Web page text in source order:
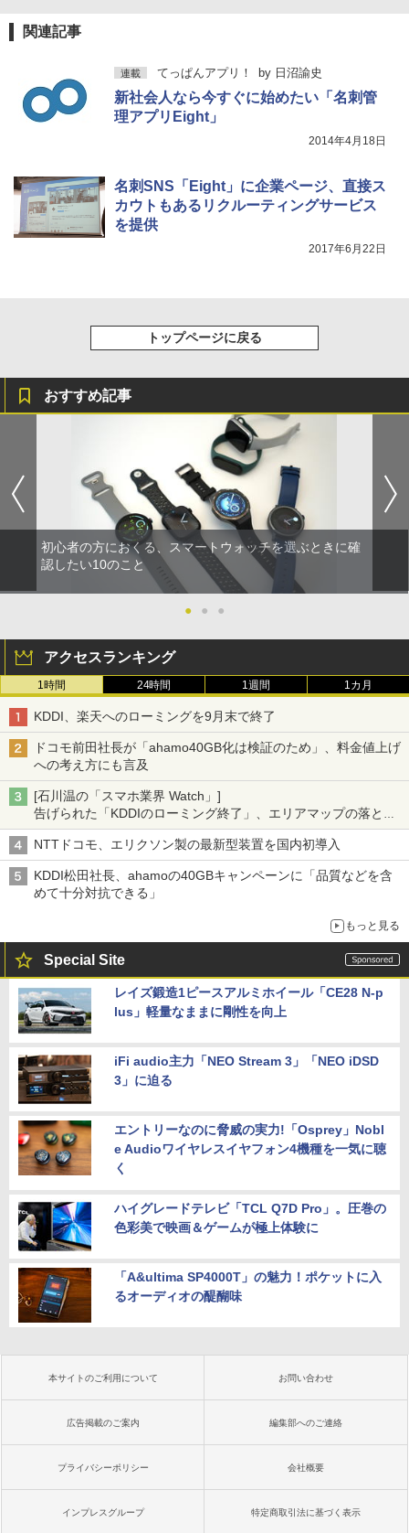
関連記事
連載 てっぱんアプリ！ by 日沼諭史
新社会人なら今すぐに始めたい「名刺管
理アプリEight」
2014年4月18日
名刺SNS「Eight」に企業ページ、直接ス
カウトもあるリクルーティングサービス
を提供
2017年6月22日
トップページに戻る
おすすめ記事
初心者の方におくる、スマートウォッチを選ぶときに確
認したい10のこと
● ● ●
アクセスランキング
1時間 24時間 1週間 1カ月
KDDI、楽天へのローミングを9月末で終了
ドコモ前田社長が「ahamo40GB化は検証のため」、料金値上げ
への考え方にも言及
[石川温の「スマホ業界 Watch」]
告げられた「KDDIのローミング終了」、エリアマップの落とし
穴と楽天モバイルの課題
NTTドコモ、エリクソン製の最新型装置を国内初導入
KDDI松田社長、ahamoの40GBキャンペーンに「品質などを含
めて十分対抗できる」
もっと見る
Special Site
レイズ鍛造1ピースアルミホイール「CE28 N-p
lus」軽量なままに剛性を向上
iFi audio主力「NEO Stream 3」「NEO iDSD
3」に迫る
エントリーなのに脅威の実力!「Osprey」Nobl
e Audioワイヤレスイヤフォン4機種を一気に聴
く
ハイグレードテレビ「TCL Q7D Pro」。圧巻の
色彩美で映画＆ゲームが極上体験に
「A&ultima SP4000T」の魅力！ポケットに入
るオーディオの醍醐味
本サイトのご利用について お問い合わせ
広告掲載のご案内 編集部へのご連絡
プライバシーポリシー 会社概要
インプレスグループ 特定商取引法に基づく表示